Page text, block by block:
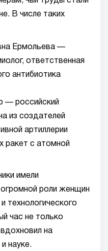
В числе таких
Ермольева —
ответственная
антибиотика
— российский
из создателей
артиллерии
ракет с атомной
имели
роли женщин
технологического
час не только
на
науке.